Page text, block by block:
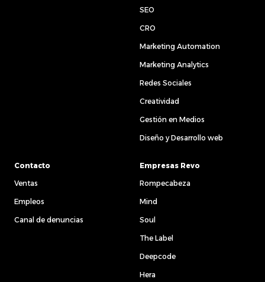
SEO
CRO
Marketing Automation
Marketing Analytics
Redes Sociales
Creatividad
Gestión en Medios
Diseño y Desarrollo web
Contacto
Ventas
Empleos
Canal de denuncias
Empresas Revo
Rompecabeza
Mind
Soul
The Label
Deepcode
Hera